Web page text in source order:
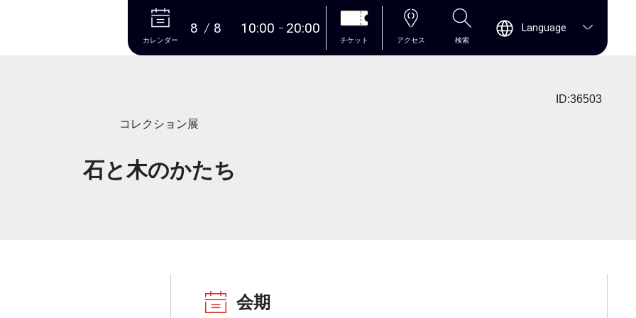
本文へ
カレンダー
8 8 10:00 20:00
チケット アクセス 検索
Language
ID:36503
コレクション展
石と木のかたち
会期